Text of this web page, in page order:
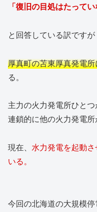
「復旧の目処はたってい
と回答している訳ですが
厚真町の苫東厚真発電
る。
主力の火力発電所ひと
連鎖的に他の火力発電所
現在、 水力発電を起動
いる。
今回の北海道の大規模